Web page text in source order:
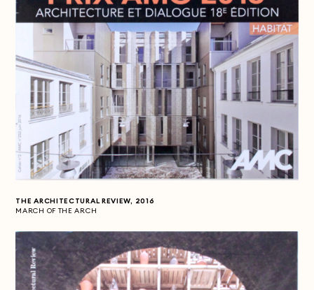
THE ARCHITECTURAL REVIEW, 2016
MARCH OF THE ARCH